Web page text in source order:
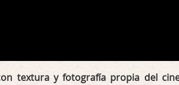
textura y fotografía propia del